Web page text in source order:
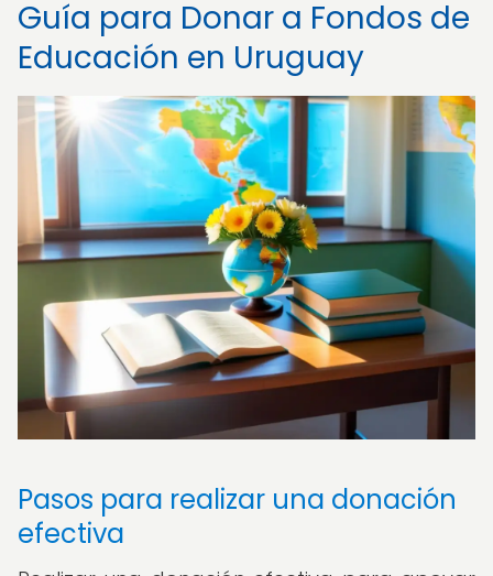
Guía para Donar a Fondos de
Educación en Uruguay
Pasos para realizar una donación
efectiva